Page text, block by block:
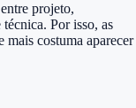
projeto,
Por isso, as
costuma aparecer